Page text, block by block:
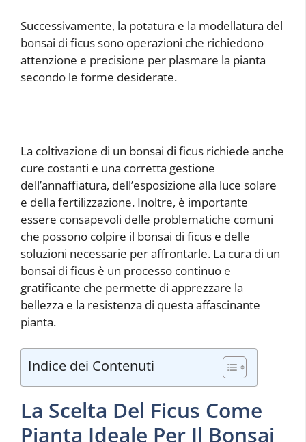
Successivamente, la potatura e la modellatura del
bonsai di ficus sono operazioni che richiedono
attenzione e precisione per plasmare la pianta
secondo le forme desiderate.
La coltivazione di un bonsai di ficus richiede anche
cure costanti e una corretta gestione
dell’annaffiatura, dell’esposizione alla luce solare
e della fertilizzazione. Inoltre, è importante
essere consapevoli delle problematiche comuni
che possono colpire il bonsai di ficus e delle
soluzioni necessarie per affrontarle. La cura di un
bonsai di ficus è un processo continuo e
gratificante che permette di apprezzare la
bellezza e la resistenza di questa affascinante
pianta.
Indice dei Contenuti
La Scelta Del Ficus Come
Pianta Ideale Per Il Bonsai